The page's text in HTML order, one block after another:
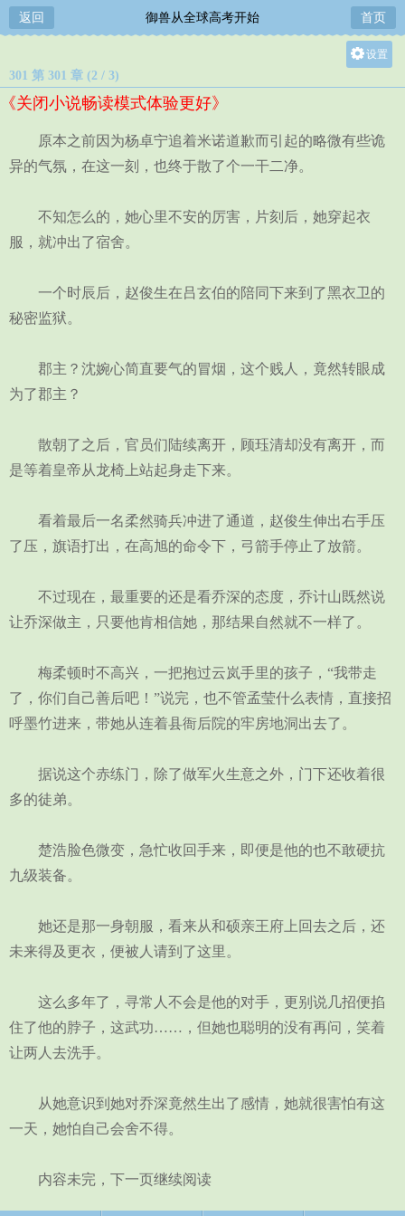
返回 御兽从全球高考开始 首页
设置
中
301 第 301 章 (2 / 3)
《关闭小说畅读模式体验更好》
原本之前因为杨卓宁追着米诺道歉而引起的略微有些诡
异的气氛，在这一刻，也终于散了个一干二净。
不知怎么的，她心里不安的厉害，片刻后，她穿起衣
服，就冲出了宿舍。
一个时辰后，赵俊生在吕玄伯的陪同下来到了黑衣卫的
秘密监狱。
郡主？沈婉心简直要气的冒烟，这个贱人，竟然转眼成
为了郡主？
散朝了之后，官员们陆续离开，顾珏清却没有离开，而
是等着皇帝从龙椅上站起身走下来。
看着最后一名柔然骑兵冲进了通道，赵俊生伸出右手压
了压，旗语打出，在高旭的命令下，弓箭手停止了放箭。
不过现在，最重要的还是看乔深的态度，乔计山既然说
让乔深做主，只要他肯相信她，那结果自然就不一样了。
梅柔顿时不高兴，一把抱过云岚手里的孩子，“我带走
了，你们自己善后吧！”说完，也不管孟莹什么表情，直接招
呼墨竹进来，带她从连着县衙后院的牢房地洞出去了。
据说这个赤练门，除了做军火生意之外，门下还收着很
多的徒弟。
楚浩脸色微变，急忙收回手来，即便是他的也不敢硬抗
九级装备。
她还是那一身朝服，看来从和硕亲王府上回去之后，还
未来得及更衣，便被人请到了这里。
这么多年了，寻常人不会是他的对手，更别说几招便掐
住了他的脖子，这武功……，但她也聪明的没有再问，笑着
让两人去洗手。
从她意识到她对乔深竟然生出了感情，她就很害怕有这
一天，她怕自己会舍不得。
内容未完，下一页继续阅读